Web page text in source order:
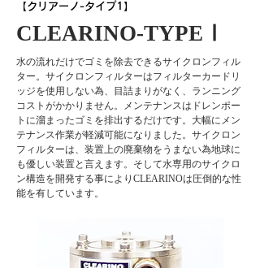
​【クリアーノ-タイプ1】
​CLEARINO-TYPEⅠ
水の流れだけでゴミを除去できるサイクロンフィル
ター。サイクロンフィルターはフィルターカードリ
ッジを使用しない為、目詰まりがなく、ランニング
コストがかかりません。メンテナンスはドレンポー
トに溜まったゴミを排出するだけです。大幅にメン
テナンス作業が軽減可能になりました。サイクロン
フィルターは、装置上の廃棄物をうまない為地球に
も優しい装置と言えます。そして水専用のサイクロ
ン構造を開発する事によりCLEARINOは圧倒的な性
能を有しています。